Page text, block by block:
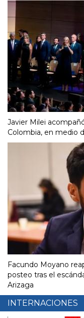
Javier Milei
Colombia, en medio
Facundo Moyano
posteo tras el
Arizaga
INTERNACIONES